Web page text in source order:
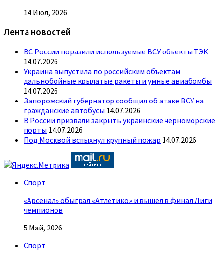
14 Июл, 2026
Лента новостей
ВС России поразили используемые ВСУ объекты ТЭК
14.07.2026
Украина выпустила по российским объектам
дальнобойные крылатые ракеты и умные авиабомбы
14.07.2026
Запорожский губернатор сообщил об атаке ВСУ на
гражданские автобусы 14.07.2026
В России призвали закрыть украинские черноморские
порты 14.07.2026
Под Москвой вспыхнул крупный пожар 14.07.2026
Спорт
«Арсенал» обыграл «Атлетико» и вышел в финал Лиги
чемпионов
5 Май, 2026
Спорт